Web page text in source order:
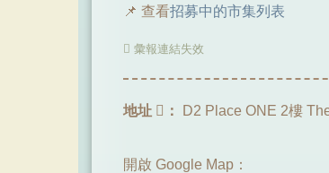
📌 查看招募中的市集列表
彙報連結失效
地址 ： D2 Place ONE 2樓
開啟 Google Map：